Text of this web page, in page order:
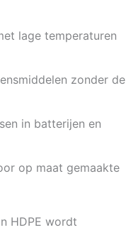
lage temperaturen
zonder de
in batterijen en
op maat gemaakte
HDPE wordt